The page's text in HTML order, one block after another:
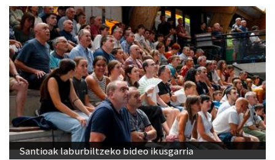
Santioak laburbiltzeko bideo ikusgarria